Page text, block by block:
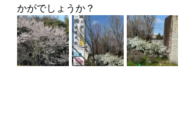
かがでしょうか？